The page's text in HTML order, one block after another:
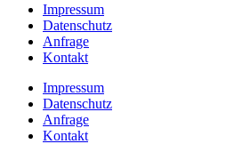
Impressum
Datenschutz
Anfrage
Kontakt
Impressum
Datenschutz
Anfrage
Kontakt